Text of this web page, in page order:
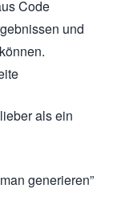
Code
und
als ein
generieren”